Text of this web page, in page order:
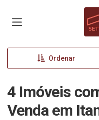
Ordenar
4 Imóveis
Venda em